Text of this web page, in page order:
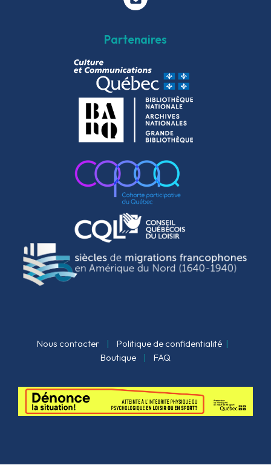
Partenaires
Nous contacter | Politique de confidentialité |
Boutique
| FAQ